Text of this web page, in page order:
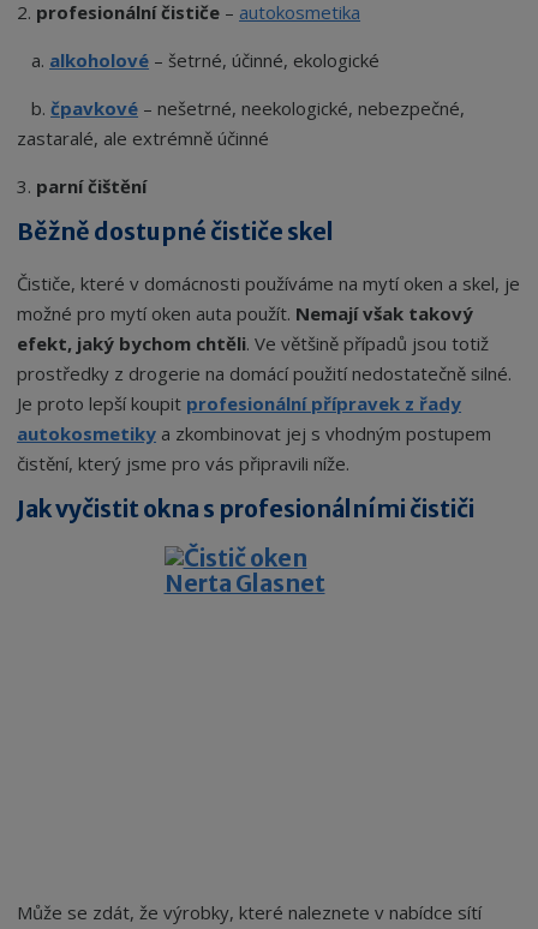
2. profesionální čističe – autokosmetika
a. alkoholové – šetrné, účinné, ekologické
b. čpavkové – nešetrné, neekologické, nebezpečné,
zastaralé, ale extrémně účinné
3. parní čištění
Běžně dostupné čističe skel
Čističe, které v domácnosti používáme na mytí oken a skel, je
možné pro mytí oken auta použít. Nemají však takový
efekt, jaký bychom chtěli. Ve většině případů jsou totiž
prostředky z drogerie na domácí použití nedostatečně silné.
Je proto lepší koupit profesionální přípravek z řady
autokosmetiky a zkombinovat jej s vhodným postupem
čistění, který jsme pro vás připravili níže.
Jak vyčistit okna s profesionálními čističi
Může se zdát, že výrobky, které naleznete v nabídce sítí